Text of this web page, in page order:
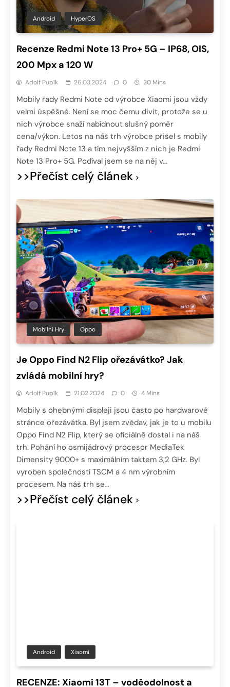
Android HyperOS
Recenze Redmi Note 13 Pro+ 5G – IP68, OIS,
200 Mpx a 120 W
Adolf Pupík 26.03.2024 0 30 Mins
Mobily řady Redmi Note od výrobce Xiaomi jsou vždy
velmi úspěšné. Není se moc čemu divit, protože se u
nich výrobce snaží nabídnout slušný poměr
cena/výkon. Letos na náš trh výrobce přišel s mobily
řady Redmi Note 13 a tím nejvyšším z nich je Redmi
Note 13 Pro+ 5G. Podíval jsem se na něj v…
>>Přečíst celý článek
Mobilní Hry Oppo
Je Oppo Find N2 Flip ořezávátko? Jak
zvládá mobilní hry?
Adolf Pupík 21.02.2024 0 4 Mins
Mobily s ohebnými displeji jsou často po hardwarové
stránce ořezávátka. Byl jsem zvědav, jak je to u mobilu
Oppo Find N2 Flip, který se oficiálně dostal i na náš
trh. Pohání ho osmijádrový procesor MediaTek
Dimensity 9000+ s maximálním taktem 3,2 GHz. Byl
vyroben společností TSCM a 4 nm výrobním
procesem. Na náš trh se…
>>Přečíst celý článek
Android Xiaomi
RECENZE: Xiaomi 13T – voděodolnost a